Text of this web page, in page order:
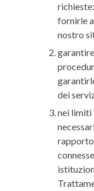
fornirle
nostro
dei
nei limiti